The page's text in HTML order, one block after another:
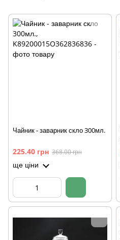
Чайник - заварник скло 300мл.
225.40 грн 368.00 грн
ще ціни